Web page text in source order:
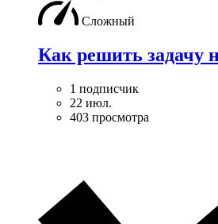
Сложный
Как решить задачу
1 подписчик
22 июл.
403 просмотра